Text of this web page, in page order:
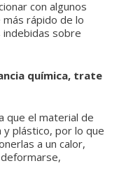
con algunos
rápido de lo
sobre
química, trate
que el material de
plástico, por lo que
a un calor,